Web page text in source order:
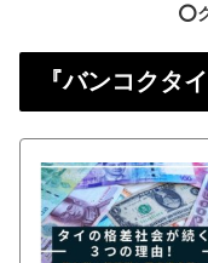
⭕️
『バンコクタ